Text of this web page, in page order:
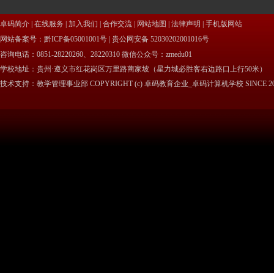
卓码简介 在线服务 加入我们 合作交流 网站地图 法律声明
手机版网站
网站备案号：黔ICP备05001001号 | 贵公网安备 52030202001016号
咨询电话：0851-28220260、28220310 微信公众号：zmedu01
学校地址：贵州·遵义市红花岗区万里路蔺家坡（星力城必胜客右边路口上行50米）
技术支持：教学管理事业部 COPYRIGHT (c) 卓码教育企业_卓码计算机学校 SINCE